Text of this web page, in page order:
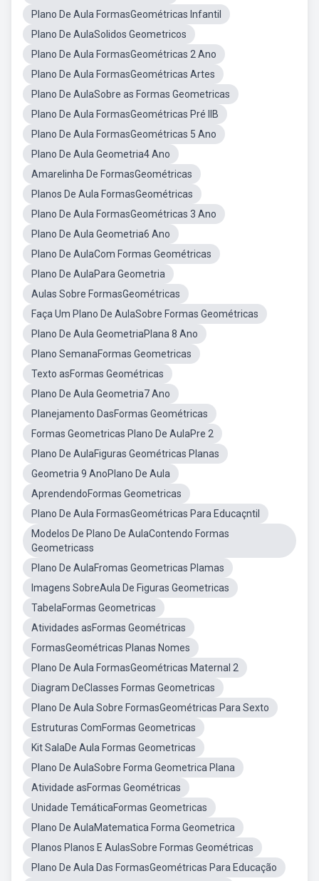
Plano De Aula FormasGeométricas Infantil
Plano De AulaSolidos Geometricos
Plano De Aula FormasGeométricas 2 Ano
Plano De Aula FormasGeométricas Artes
Plano De AulaSobre as Formas Geometricas
Plano De Aula FormasGeométricas Pré IIB
Plano De Aula FormasGeométricas 5 Ano
Plano De Aula Geometria4 Ano
Amarelinha De FormasGeométricas
Planos De Aula FormasGeométricas
Plano De Aula FormasGeométricas 3 Ano
Plano De Aula Geometria6 Ano
Plano De AulaCom Formas Geométricas
Plano De AulaPara Geometria
Aulas Sobre FormasGeométricas
Faça Um Plano De AulaSobre Formas Geométricas
Plano De Aula GeometriaPlana 8 Ano
Plano SemanaFormas Geometricas
Texto asFormas Geométricas
Plano De Aula Geometria7 Ano
Planejamento DasFormas Geométricas
Formas Geometricas Plano De AulaPre 2
Plano De AulaFiguras Geométricas Planas
Geometria 9 AnoPlano De Aula
AprendendoFormas Geometricas
Plano De Aula FormasGeométricas Para Educaçntil
Modelos De Plano De AulaContendo Formas
Geometricass
Plano De AulaFromas Geometricas Plamas
Imagens SobreAula De Figuras Geometricas
TabelaFormas Geometricas
Atividades asFormas Geométricas
FormasGeométricas Planas Nomes
Plano De Aula FormasGeométricas Maternal 2
Diagram DeClasses Formas Geometricas
Plano De Aula Sobre FormasGeométricas Para Sexto
Estruturas ComFormas Geometricas
Kit SalaDe Aula Formas Geometricas
Plano De AulaSobre Forma Geometrica Plana
Atividade asFormas Geométricas
Unidade TemáticaFormas Geometricas
Plano De AulaMatematica Forma Geometrica
Planos Planos E AulasSobre Formas Geométricas
Plano De Aula Das FormasGeométricas Para Educação